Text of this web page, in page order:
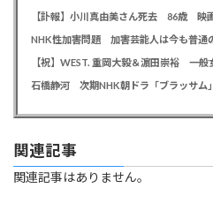
関連記事
関連記事はありません。